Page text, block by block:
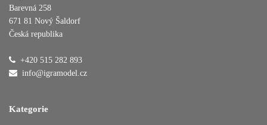
Barevná 258
671 81 Nový Šaldorf
Česká republika
+420 515 282 893
info@igramodel.cz
Kategorie